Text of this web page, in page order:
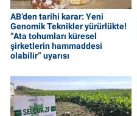
AB’den tarihi karar: Yeni
Genomik Teknikler yürürlükte!
“Ata tohumları küresel
şirketlerin hammaddesi
olabilir” uyarısı